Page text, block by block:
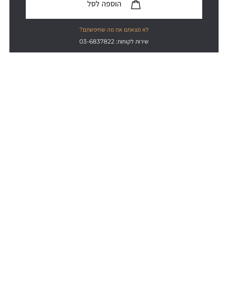
לא מצאתם את מה שחיפשתם?
שירות לקוחות: 03-6837822